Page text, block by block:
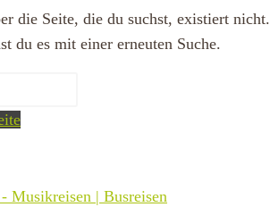
die Seite, die du suchst, existiert nicht.
du es mit einer erneuten Suche.
Musikreisen | Busreisen